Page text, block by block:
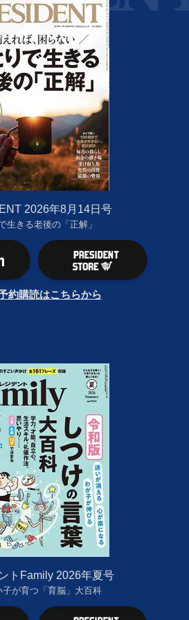
2026年8月14日号
生きる老後の「正解」
約購読はこちらから
トFamily 2026年夏号
子が育つ「育脳」大百科